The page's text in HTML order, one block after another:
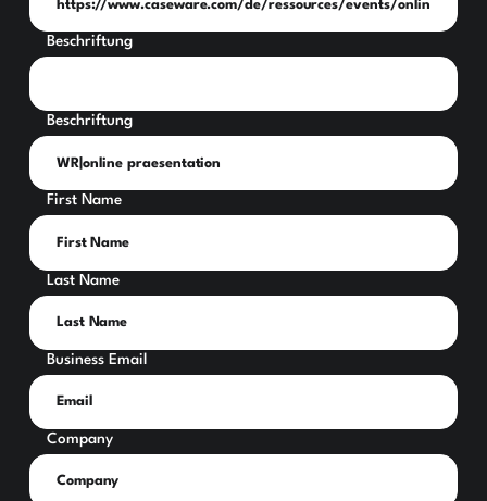
Beschriftung
Beschriftung
First Name
Last Name
Business Email
Company